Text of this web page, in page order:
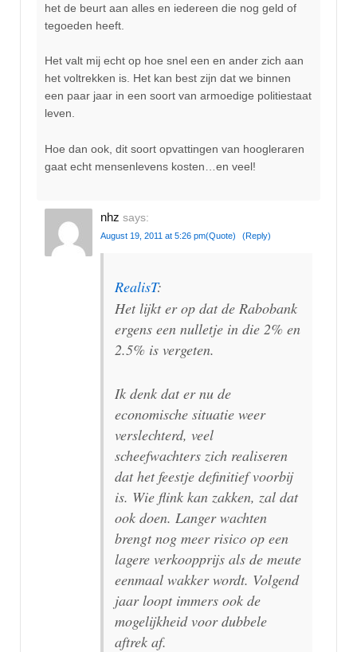
het de beurt aan alles en iedereen die nog geld of
tegoeden heeft.
Het valt mij echt op hoe snel een en ander zich aan
het voltrekken is. Het kan best zijn dat we binnen
een paar jaar in een soort van armoedige politiestaat
leven.
Hoe dan ook, dit soort opvattingen van hoogleraren
gaat echt mensenlevens kosten…en veel!
nhz says:
August 19, 2011 at 5:26 pm(Quote) (Reply)
RealisT:
Het lijkt er op dat de Rabobank
ergens een nulletje in die 2% en
2.5% is vergeten.
Ik denk dat er nu de
economische situatie weer
verslechterd, veel
scheefwachters zich realiseren
dat het feestje definitief voorbij
is. Wie flink kan zakken, zal dat
ook doen. Langer wachten
brengt nog meer risico op een
lagere verkoopprijs als de meute
eenmaal wakker wordt. Volgend
jaar loopt immers ook de
mogelijkheid voor dubbele
aftrek af.